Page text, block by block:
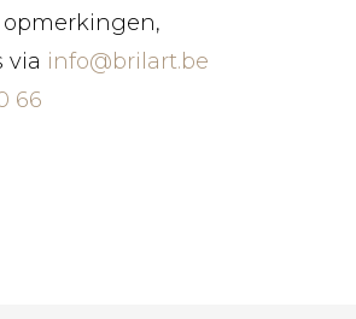
opmerkingen,
via info@brilart.be
66